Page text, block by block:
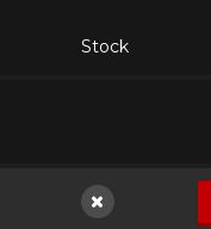
Stock
Non disponible